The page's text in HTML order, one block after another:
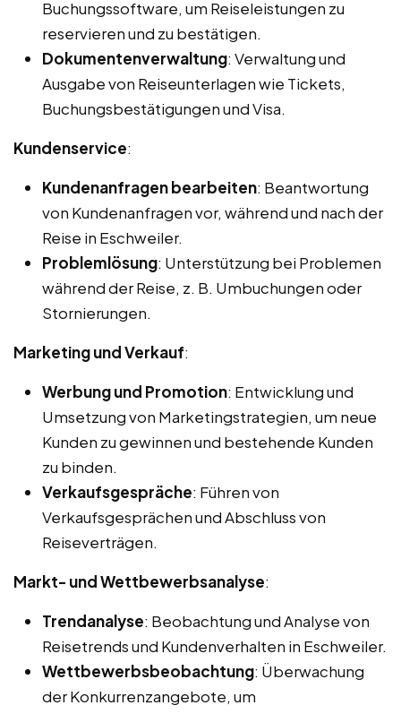
Buchungssoftware, um Reiseleistungen zu
reservieren und zu bestätigen.
Dokumentenverwaltung: Verwaltung und
Ausgabe von Reiseunterlagen wie Tickets,
Buchungsbestätigungen und Visa.
Kundenservice:
Kundenanfragen bearbeiten: Beantwortung
von Kundenanfragen vor, während und nach der
Reise in Eschweiler.
Problemlösung: Unterstützung bei Problemen
während der Reise, z. B. Umbuchungen oder
Stornierungen.
Marketing und Verkauf:
Werbung und Promotion: Entwicklung und
Umsetzung von Marketingstrategien, um neue
Kunden zu gewinnen und bestehende Kunden
zu binden.
Verkaufsgespräche: Führen von
Verkaufsgesprächen und Abschluss von
Reiseverträgen.
Markt- und Wettbewerbsanalyse:
Trendanalyse: Beobachtung und Analyse von
Reisetrends und Kundenverhalten in Eschweiler.
Wettbewerbsbeobachtung: Überwachung
der Konkurrenzangebote, um